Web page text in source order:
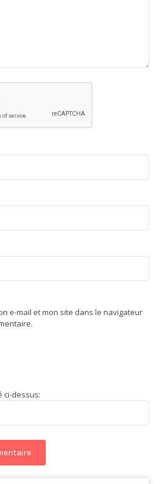
e-mail et mon site dans le navigateur
ci-dessus: